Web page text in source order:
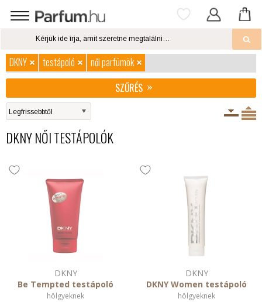
DKNY testápoló
női parfümök
SZŰRÉS
DKNY NŐI TESTÁPOLÓK
DKNY
Be Tempted testápoló
hölgyeknek
DKNY
DKNY Women testápoló
hölgyeknek